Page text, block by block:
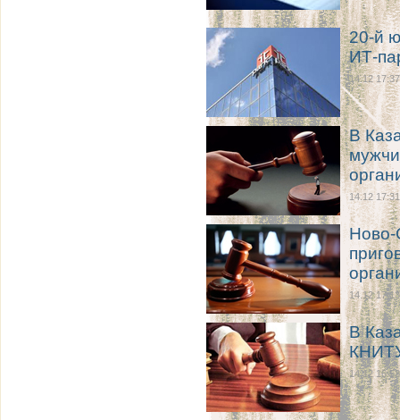
20-й
ИТ-
14.12 17:37
В
14.12 17:31
Ново-
14.12 17:13
В
14.12 16:53